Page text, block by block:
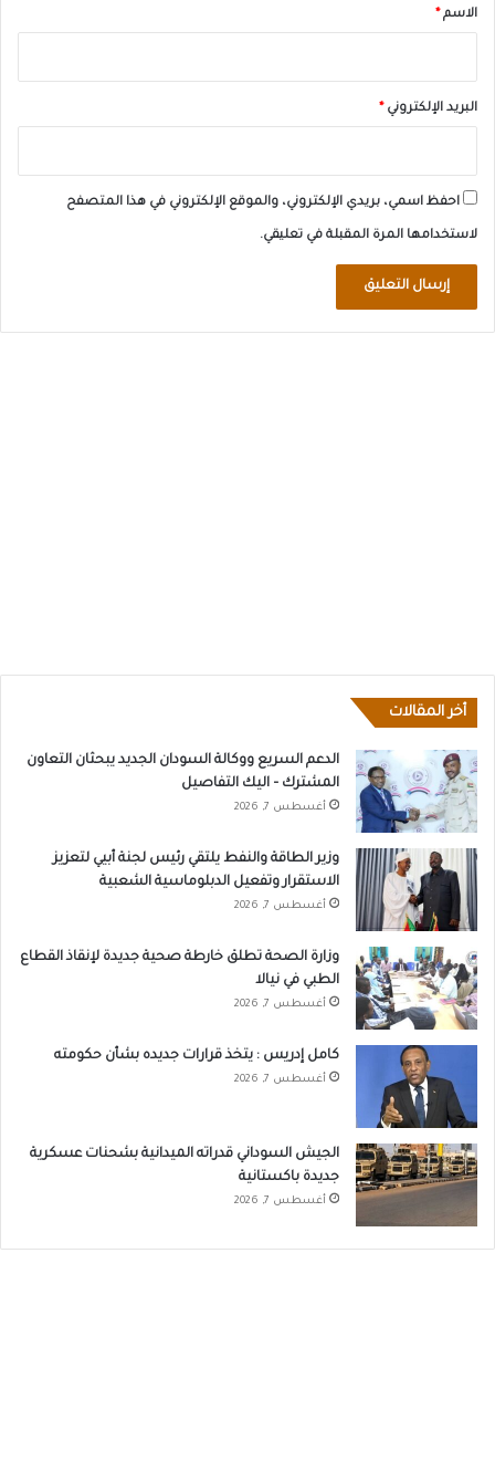
*الاسم *
البريد الإلكتروني *
احفظ اسمي، بريدي الإلكتروني، والموقع الإلكتروني في هذا المتصفح
لاستخدامها المرة المقبلة في تعليقي.
أخر المقالات
الدعم السريع ووكالة السودان الجديد يبحثان التعاون
المشترك – اليك التفاصيل
أغسطس 7, 2026
وزير الطاقة والنفط يلتقي رئيس لجنة أبيي لتعزيز
الاستقرار وتفعيل الدبلوماسية الشعبية
أغسطس 7, 2026
وزارة الصحة تطلق خارطة صحية جديدة لإنقاذ القطاع
الطبي في نيالا
أغسطس 7, 2026
كامل إدريس : يتخذ قرارات جديده بشأن حكومته
أغسطس 7, 2026
الجيش السوداني قدراته الميدانية بشحنات عسكرية
جديدة باكستانية
أغسطس 7, 2026